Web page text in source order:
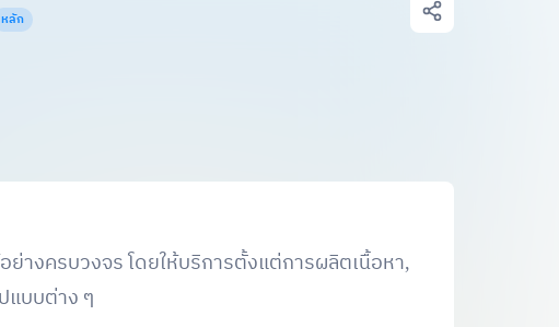
หลัก
ย่างครบวงจร โดยให้บริการตั้งแต่การผลิตเนื้อหา,
แบบต่าง ๆ